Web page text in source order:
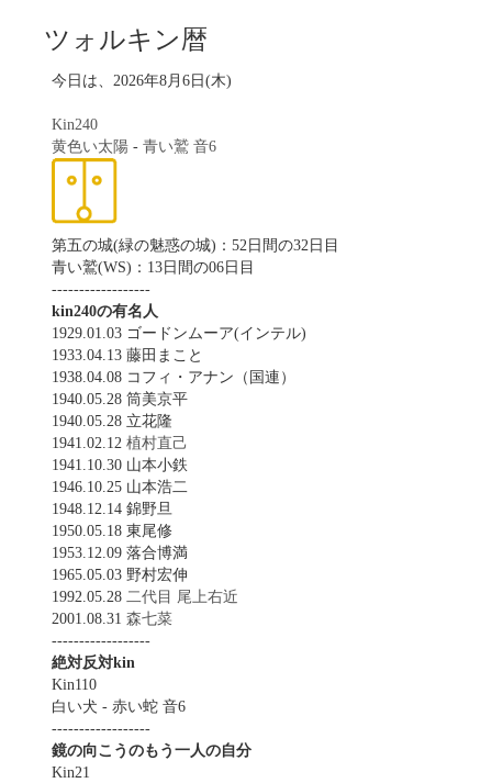
ツォルキン暦
今日は、2026年8月6日(木)
Kin240
黄色い太陽 - 青い鷲 音6
第五の城(緑の魅惑の城)：52日間の32日目
青い鷲(WS)：13日間の06日目
------------------
kin240の有名人
1929.01.03 ゴードンムーア(インテル)
1933.04.13 藤田まこと
1938.04.08 コフィ・アナン（国連）
1940.05.28 筒美京平
1940.05.28 立花隆
1941.02.12 植村直己
1941.10.30 山本小鉄
1946.10.25 山本浩二
1948.12.14 錦野旦
1950.05.18 東尾修
1953.12.09 落合博満
1965.05.03 野村宏伸
1992.05.28 二代目 尾上右近
2001.08.31 森七菜
------------------
絶対反対kin
Kin110
白い犬 - 赤い蛇 音6
------------------
鏡の向こうのもう一人の自分
Kin21